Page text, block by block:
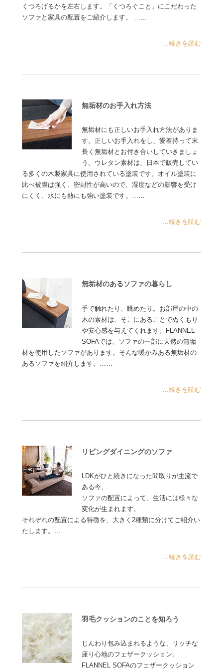
くつろげるかを左右します。「くつろぐこと」にこだわった
ソファと家具の配置をご紹介します。 ……
...続きを読む
無垢材のお手入れ方法
無垢材にも正しいお手入れ方法がありま
す。正しいお手入れをし、愛着持って末
長く無垢材とお付き合いしていきましょ
う。ウレタン素材は、日本で販売してい
る多くの木製家具に使用されている塗装です。オイル塗装に
比べ被膜は強く、密封性が高いので、湿度などの影響を受け
にくく、水にも熱にも強い塗装です。……
...続きを読む
無垢材のあるソファの暮らし
手で触れたり、眺めたり。お部屋の中の
木の素材は、そこにあることでぬくもり
や安心感を与えてくれます。FLANNEL
SOFAでは、ソファの一部に天然の無垢
材を使用したソファがあります。そんな暖かみある無垢材の
あるソファを紹介します。……
...続きを読む
リビングダイニングのソファ
LDKがひと続きになった間取りが主流で
ある今、
ソファの配置によって、生活には様々な
変化が生まれます。
それぞれの配置による特徴を、大きく2種類に分けてご紹介い
たします。……
...続きを読む
羽毛クッションのことを知ろう
じんわり包み込まれるような、リッチな
座り心地のフェザークッション。
FLANNEL SOFAのフェザークッション